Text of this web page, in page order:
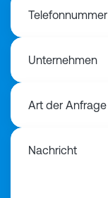
Telefonnummer
Unternehmen
Nachricht